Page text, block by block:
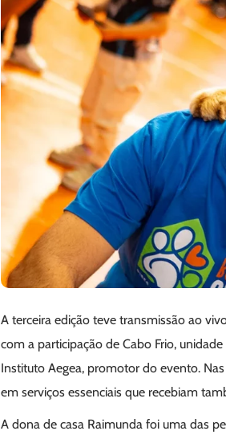
A terceira edição teve transmissão ao
com a participação de Cabo Frio,
Instituto Aegea, promotor do evento.
em serviços essenciais que recebiam
A dona de casa Raimunda foi uma das